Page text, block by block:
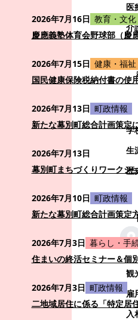
医
介
学
生
歴
観
雇
入
2026年7月16日 教育・文
慶應義塾体育会野球部（慶
2026年7月15日 健康・福
国民健康保険税納付書の使
2026年7月13日 町政情報
新たな幕別町総合計画策定
2026年7月13日
幕別町まちづくりワークシ
2026年7月10日 町政情報
新たな幕別町総合計画策定
2026年7月3日 暮らし・手
住まいの終活セミナー＆個
2026年7月3日 町政情報
二地域居住に係る「特定居